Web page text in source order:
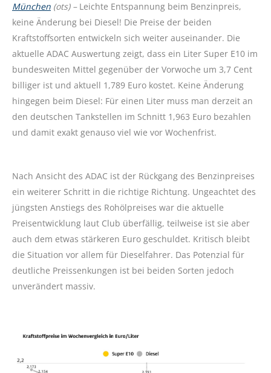
München (ots) – Leichte Entspannung beim Benzinpreis,
keine Änderung bei Diesel! Die Preise der beiden
Kraftstoffsorten entwickeln sich weiter auseinander. Die
aktuelle ADAC Auswertung zeigt, dass ein Liter Super E10 im
bundesweiten Mittel gegenüber der Vorwoche um 3,7 Cent
billiger ist und aktuell 1,789 Euro kostet. Keine Änderung
hingegen beim Diesel: Für einen Liter muss man derzeit an
den deutschen Tankstellen im Schnitt 1,963 Euro bezahlen
und damit exakt genauso viel wie vor Wochenfrist.
Nach Ansicht des ADAC ist der Rückgang des Benzinpreises
ein weiterer Schritt in die richtige Richtung. Ungeachtet des
jüngsten Anstiegs des Rohölpreises war die aktuelle
Preisentwicklung laut Club überfällig, teilweise ist sie aber
auch dem etwas stärkeren Euro geschuldet. Kritisch bleibt
die Situation vor allem für Dieselfahrer. Das Potenzial für
deutliche Preissenkungen ist bei beiden Sorten jedoch
unverändert massiv.